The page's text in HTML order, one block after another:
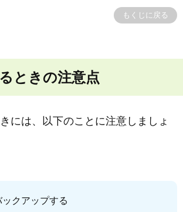
もくじに戻る
ときの注意点
には、以下のことに注意しましょ
クアップする